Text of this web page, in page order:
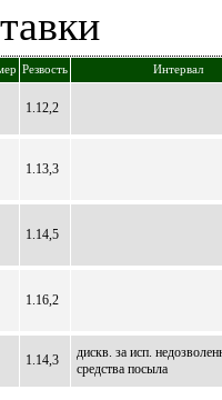
Резвость Интервал
1.12,2
1.13,3
1.14,5
1.16,2
1.14,3
дискв. за исп.
средства посыла